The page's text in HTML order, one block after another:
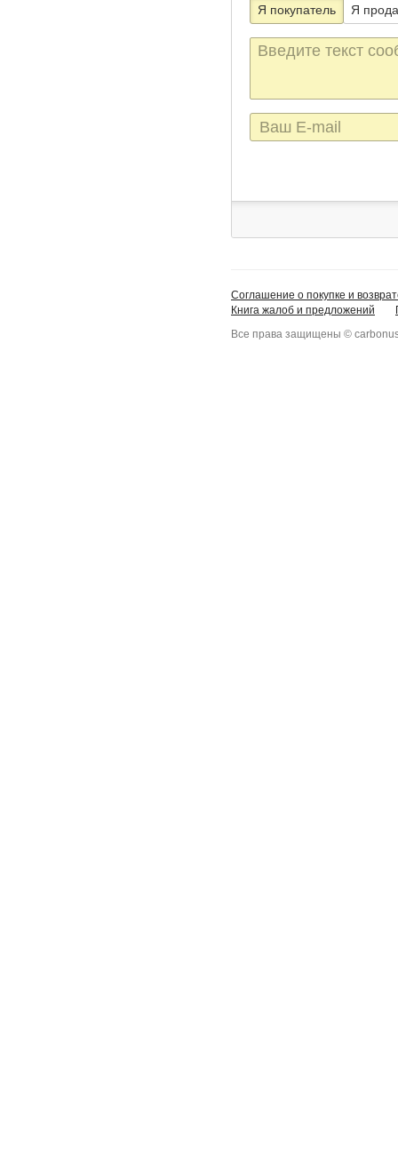
Я покупатель Я
Текст
сообщения
E-
mail
Соглашение о покупке и
Книга жалоб и предложений
Все права защищены ©